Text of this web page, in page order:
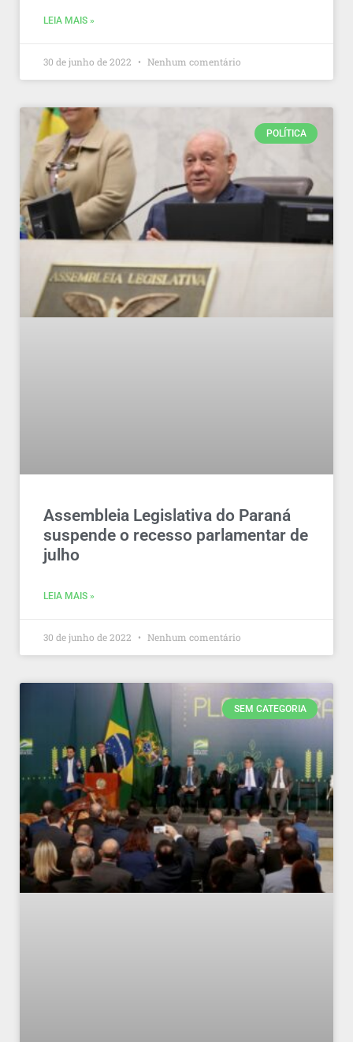
LEIA MAIS »
30 de junho de 2022 Nenhum comentário
POLÍTICA
Assembleia Legislativa do Paraná
suspende o recesso parlamentar de
julho
LEIA MAIS »
30 de junho de 2022 Nenhum comentário
SEM CATEGORIA